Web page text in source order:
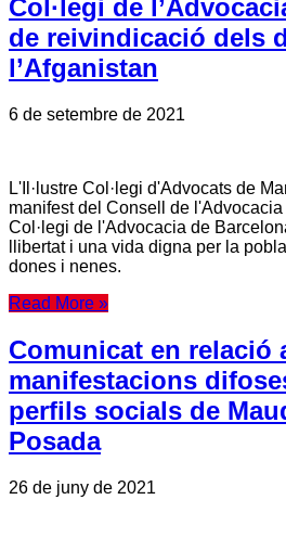
Col·legi de
de reivindicació dels
l’Afganistan
6 de setembre de 2021
L'Il·lustre Col·legi d'Advocats de
manifest del Consell de
Col·legi de l'Advocacia de
llibertat i una vida digna per la
dones i nenes.
Read More »
Comunicat en relació
manifestacions
perfils socials de
Posada
26 de juny de 2021